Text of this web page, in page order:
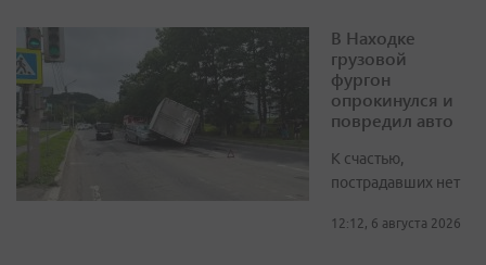
В Находке
грузовой
фургон
опрокинулся и
повредил авто
К счастью,
пострадавших нет
12:12, 6 августа 2026